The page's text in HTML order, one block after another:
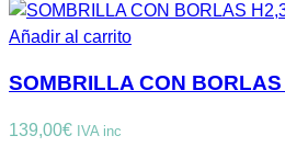
Añadir al carrito
SOMBRILLA CON BORLAS
139,00€ IVA inc